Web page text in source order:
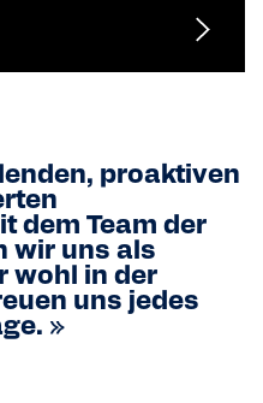
proaktiven
dem Team der
wir uns als
wohl in der
uns jedes
»